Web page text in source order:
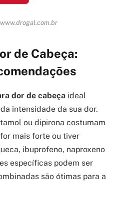
de Cabeça:
dor de cabeça ideal
intensidade da sua dor.
ou dipirona costumam
mais forte ou tiver
ibuprofeno, naproxeno
específicas podem ser
são ótimas para a